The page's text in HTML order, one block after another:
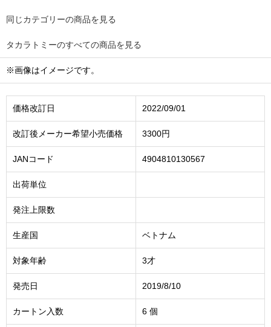
同じカテゴリーの商品を見る
タカラトミーのすべての商品を見る
※画像はイメージです。
価格改訂日 2022/09/01
改訂後メーカー希望小売価格 3300円
JANコード 4904810130567
出荷単位
発注上限数
生産国 ベトナム
対象年齢 3才
発売日 2019/8/10
カートン入数 6 個